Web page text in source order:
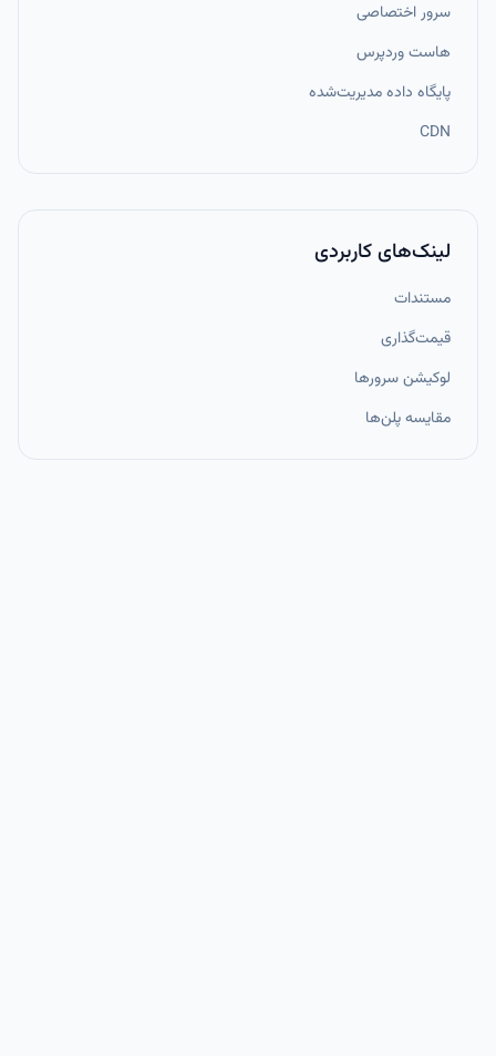
سرور اختصاصی
هاست وردپرس
پایگاه داده مدیریت‌شده
CDN
لینک‌های کاربردی
مستندات
قیمت‌گذاری
لوکیشن سرورها
مقایسه پلن‌ها